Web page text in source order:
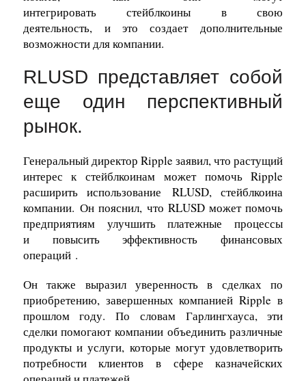
интегрироватьстейблкоины всвою
деятельность,и это создаетдополнительные
возможности для компании.
RLUSD представляет собой
еще один перспективный
рынок.
Генеральный директор Ripple заявил, что растущий
интерес к стейблкоинам может помочь Ripple
расширить использование RLUSD, стейблкоина
компании. Он пояснил, что RLUSD может помочь
предприятиям улучшить платежные процессы
и повыситьэффективностьфинансовых
операций .
Он также выразил уверенность в сделках по
приобретению, завершенных компанией Ripple в
прошлом году. По словам Гарлингхауса, эти
сделки помогают компании объединить различные
продукты и услуги, которые могут удовлетворить
потребности клиентов в сфере казначейских